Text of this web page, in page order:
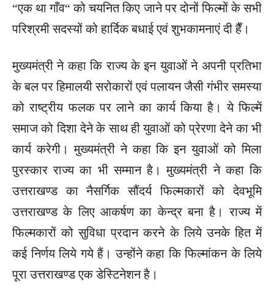
“एक था गाँव“ को चयनित किए जाने पर दोनों फिल्मों के सभी
परिश्रमी सदस्यों को हार्दिक बधाई एवं शुभकामनाएं दी हैँ।
मुख्यमंत्री ने कहा कि राज्य के इन युवाओं ने अपनी प्रतिभा
के बल पर हिमालयी सरोकारों एवं पलायन जैसी गंभीर समस्या
को राष्ट्रीय फलक पर लाने का कार्य किया है। ये फिल्में
समाज को दिशा देने के साथ ही युवाओं को प्रेरणा देने का भी
कार्य करेगी। मुख्यमंत्री ने कहा कि इन युवाओं को मिला
पुरस्कार राज्य का भी सम्मान है। मुख्यमंत्री ने कहा कि
उत्तराखण्ड का नैसर्गिक सौंदर्य फिल्मकारों को देवभूमि
उत्तराखण्ड के लिए आकर्षण का केन्द्र बना है। राज्य में
फिल्मकारों को सुविधा प्रदान करने के लिये उनके हित में
कई निर्णय लिये गये हैं। उन्होंने कहा कि फिल्मांकन के लिये
पूरा उत्तराखण्ड एक डेस्टिनेशन है।